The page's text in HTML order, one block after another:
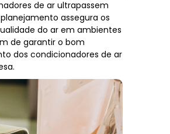
de ar ultrapassem
assegura os
do ar em ambientes
de garantir o bom
dos condicionadores de ar